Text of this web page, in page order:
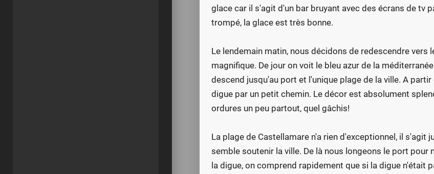
glace car il s'agit d'un bar bruyant avec des écrans de tv
trompé, la glace est très bonne.
Le lendemain matin, nous décidons de redescendre
magnifique. De jour on voit le bleu azur de la
descend jusqu'au port et l'unique plage de la ville. A
digue par un petit chemin. Le décor est absolument
ordures un peu partout, quel gâchis!
La plage de Castellamare n'a rien d'exceptionnel, il s'agit
semble soutenir la ville. De là nous longeons le port
la digue, on comprend rapidement que si la digue